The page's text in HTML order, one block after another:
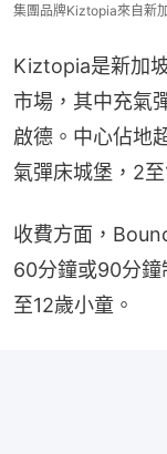
集團品牌Kiztopia來自新
Kiztopia是新加
市場，其中充氣
啟德。中心佔地
氣彈床城堡，2
收費方面，
60分鐘或90分鐘
至12歲小童。